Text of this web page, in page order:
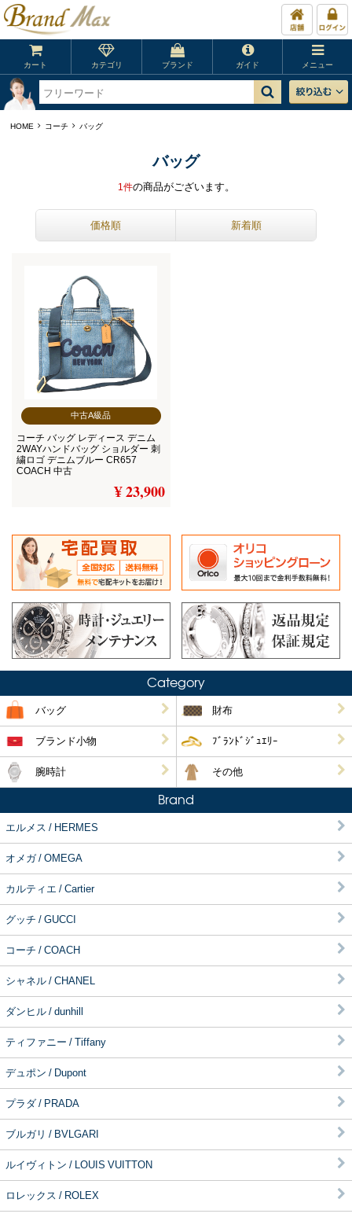
カート カテゴリ ブランド ガイド メニュー
HOME コーチ バッグ
バッグ
1 件の商品がございます。
価格順 新着順
中古A級品
コーチ バッグ レディース デニム
2WAYハンドバッグ ショルダー 刺
繍ロゴ デニムブルー CR657
COACH 中古
¥ 23,900
Category
バッグ 財布
ブランド小物 ﾌﾞﾗﾝﾄﾞｼﾞｭｴﾘｰ
腕時計 その他
Brand
エルメス / HERMES
オメガ / OMEGA
カルティエ / Cartier
グッチ / GUCCI
コーチ / COACH
シャネル / CHANEL
ダンヒル / dunhill
ティファニー / Tiffany
デュポン / Dupont
プラダ / PRADA
ブルガリ / BVLGARI
ルイヴィトン / LOUIS VUITTON
ロレックス / ROLEX